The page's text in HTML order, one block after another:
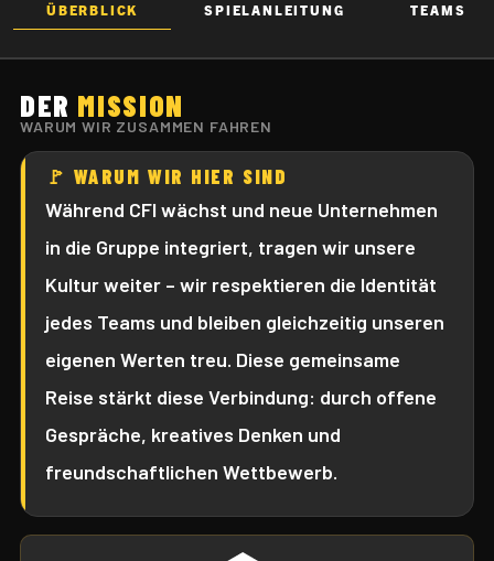
ÜBERBLICK SPIELANLEITUNG TEAMS
DER MISSION
WARUM WIR ZUSAMMEN FAHREN
🚩 WARUM WIR HIER SIND
Während CFI wächst und neue Unternehmen
in die Gruppe integriert, tragen wir unsere
Kultur weiter – wir respektieren die Identität
jedes Teams und bleiben gleichzeitig unseren
eigenen Werten treu. Diese gemeinsame
Reise stärkt diese Verbindung: durch offene
Gespräche, kreatives Denken und
freundschaftlichen Wettbewerb.